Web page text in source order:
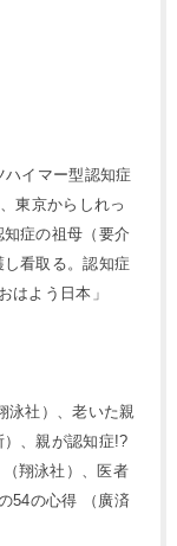
イマー型認知症
東京からしれっ
症の祖母（要介
看取る。認知症
はよう日本」
泳社）、老いた親
、親が認知症!?
翔泳社）、医者
54の心得 （廣済